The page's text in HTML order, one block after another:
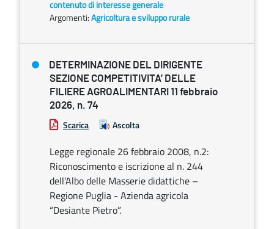
contenuto di interesse generale
Argomenti:Agricoltura e sviluppo rurale
DETERMINAZIONE DEL DIRIGENTE
SEZIONE COMPETITIVITA’ DELLE
FILIERE AGROALIMENTARI 11 febbraio
2026, n. 74
Scarica Ascolta
Legge regionale 26 febbraio 2008, n.2:
Riconoscimento e iscrizione al n. 244
dell’Albo delle Masserie didattiche –
Regione Puglia - Azienda agricola
“Desiante Pietro”.